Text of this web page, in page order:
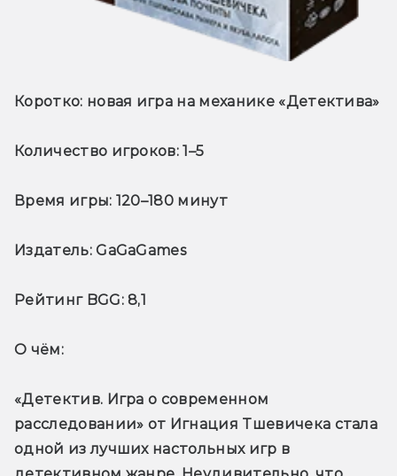
Коротко: новая игра на механике «Детектива»
Количество игроков: 1–5
Время игры: 120–180 минут
Издатель: GaGaGames
Рейтинг BGG: 8,1
О чём:
«Детектив. Игра о современном
расследовании» от Игнация Тшевичека стала
одной из лучших настольных игр в